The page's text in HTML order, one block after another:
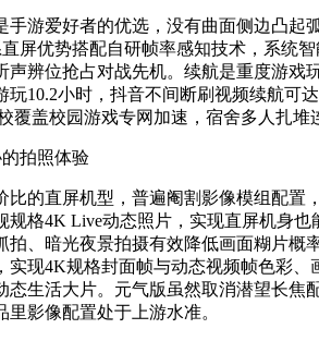
手游爱好者的优选，没有曲面侧边凸
屏优势搭配自研帧率感知技术，系统
声辨位抢占对战先机。续航是重度游戏
玩10.2小时，抖音不间断刷视频续航可
覆盖校园游戏专网加速，宿舍多人扎
拍照体验
比的直屏机型，普遍阉割影像模组配置
规格4K Live动态照片，实现直屏机身
拍、暗光夜景拍摄有效降低画面糊片
实现4K规格封面帧与动态视频帧色彩
态生活大片。元气版虽然取消潜望长
影像配置处于上游水准。